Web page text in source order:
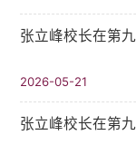
张立峰校长在第
2026-05-21
张立峰校长在第